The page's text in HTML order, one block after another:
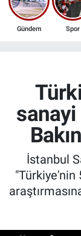
Gündem Spor
sanayi
İstanbul
"Türkiye'nin
3.SAYFA
Ekonomi
Güncel
İnanç
Kadın &
Trafik
Son
Haber